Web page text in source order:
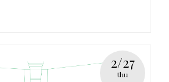
2/27
thu